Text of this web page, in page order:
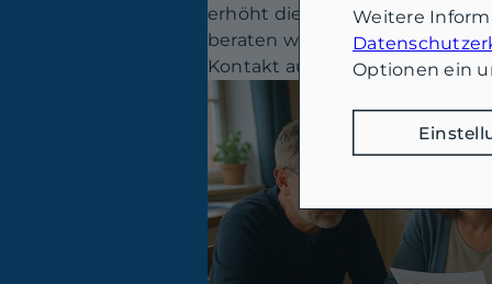
erhöht die Verkaufschancen
beraten wir Sie gerne
Kontakt auf!
Weitere
Optionen ein